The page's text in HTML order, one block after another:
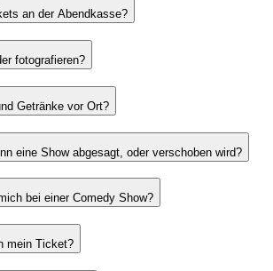
an der Abendkasse?
fotografieren?
Getränke vor Ort?
eine Show abgesagt, oder verschoben wird?
bei einer Comedy Show?
mein Ticket?